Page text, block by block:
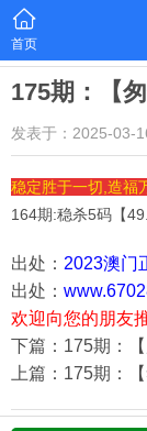
首页
175期：【
发表于：2025-03-
稳定胜于一切,造福
164期:稳杀5码【
出处： 2023澳门
出处：
欢迎向您的朋友
下篇：175期：
上篇：175期：